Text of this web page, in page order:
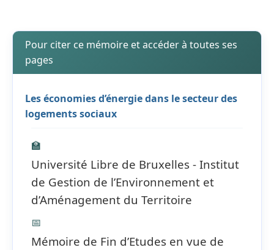
Pour citer ce mémoire et accéder à toutes ses
pages
Les économies d’énergie dans le secteur des
logements sociaux
🏫
Université Libre de Bruxelles - Institut
de Gestion de l’Environnement et
d’Aménagement du Territoire
📅
Mémoire de Fin d’Etudes en vue de